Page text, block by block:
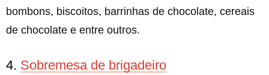
bombons, biscoitos, barrinhas de chocolate, cereais
de chocolate e entre outros.
4. Sobremesa de brigadeiro